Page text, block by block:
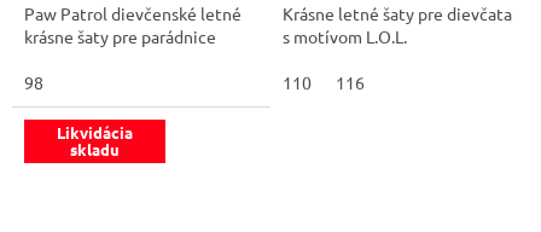
Paw Patrol dievčenské letné
krásne šaty pre parádnice
98
Krásne letné šaty pre dievčata
s motívom L.O.L.
110 116
Likvidácia
skladu